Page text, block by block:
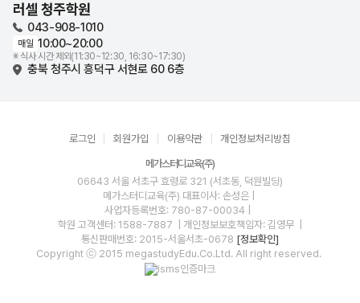
러셀 청주학원
043-908-1010
매일 10:00~20:00
※ 식사 시간 제외(11:30~12:30, 16:30~17:30)
충북 청주시 흥덕구 서현로 60 6층
로그인 회원가입 이용약관 개인정보처리방침
메가스터디교육(주)
06643 서울 서초구 효령로 321 (서초동, 덕원빌딩)
메가스터디교육(주) 대표이사: 손성은 |
사업자등록번호: 780-87-00034
학원 고객센터: 1588-7887
| 개인정보보호책임자: 김영무
통신판매번호: 2015-서울서초-0678 [정보확인]
Copyright ⓒ 2015 megastudyEdu.Co.Ltd. All right reserved.